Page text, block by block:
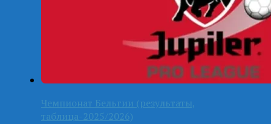
Чемпионат Бельгии (результаты,
таблица-2025/2026)